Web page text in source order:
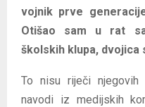
p
i
a
vojnik prve
Otišao sam u rat
školskih klupa, dvojica
To nisu riječi njegovih
navodi iz medijskih